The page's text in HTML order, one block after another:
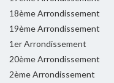
18ème Arrondissement
19ème Arrondissement
1er Arrondissement
20ème Arrondissement
2ème Arrondissement